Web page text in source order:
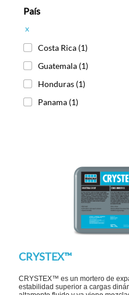
País
x
Costa Rica (1)
Guatemala (1)
Honduras (1)
Panama (1)
CRYSTEX™
CRYSTEX™ es un mortero de
estabilidad superior a cargas